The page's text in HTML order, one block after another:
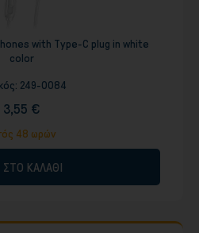
with Type-C plug in white
color
249-0084
3,55 €
48 ωρών
ΣΤΟ ΚΑΛΑΘΙ